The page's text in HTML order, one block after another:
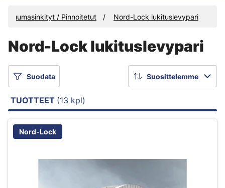
Kuumasinkityt / Pinnoitetut Nord-Lock lukituslevypari
Nord-Lock lukituslevypari
Suodata Suosittelemme
TUOTTEET (13 kpl)
Nord-Lock